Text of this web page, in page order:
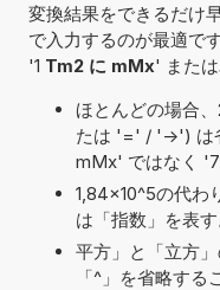
変換結果をできるだけ
で入力するのが最適で
'1 Tm2 に mMx' また
ほとんどの場合
たは '=' / '->') は
mMx' ではなく
1,84×10^5の代わ
は「指数」を表す
平方」と「立方
「^」を省略す